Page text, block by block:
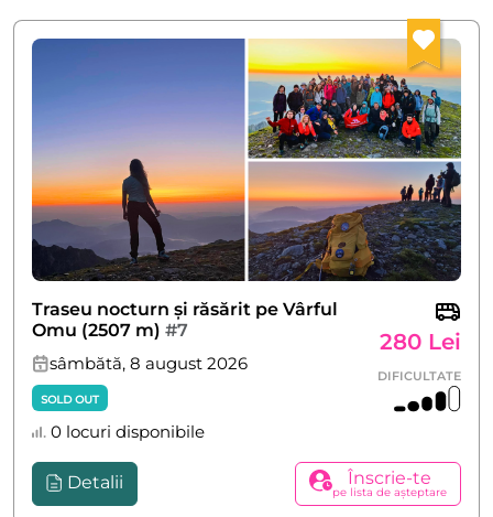
Traseu nocturn și răsărit pe Vârful
Omu (2507 m) #7
sâmbătă, 8 august 2026
SOLD OUT
0 locuri disponibile
280 Lei
DIFICULTATE
Detalii Înscrie-te
pe lista de așteptare